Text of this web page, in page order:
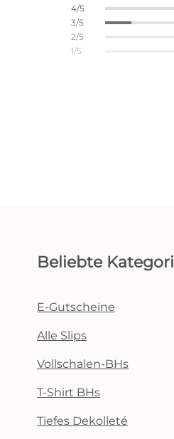
4/5
3/5
2/5
1/5
Beliebte
E-Gutscheine
Alle Slips
Vollschalen-BHs
T-Shirt BHs
Tiefes Dekolleté